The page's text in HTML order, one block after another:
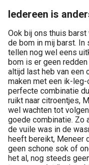
Iedereen is
Ook bij ons thuis
de bom in mij barst.
tellen nog wel eens
bom is er geen
altijd last heb van een
maken met een ik-
perfecte combinatie
ruikt naar citroentjes,
wel wachten tot
goede combinatie. Zo
de vuile was in de
heeft bereikt, Meneer
geen schone sok of
het al, nog steeds